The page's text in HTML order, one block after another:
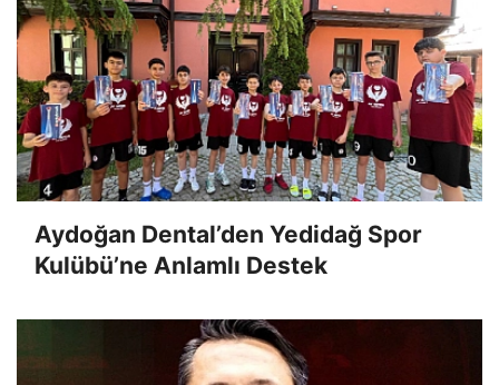
Aydoğan Dental’den Yedidağ Spor
Kulübü’ne Anlamlı Destek